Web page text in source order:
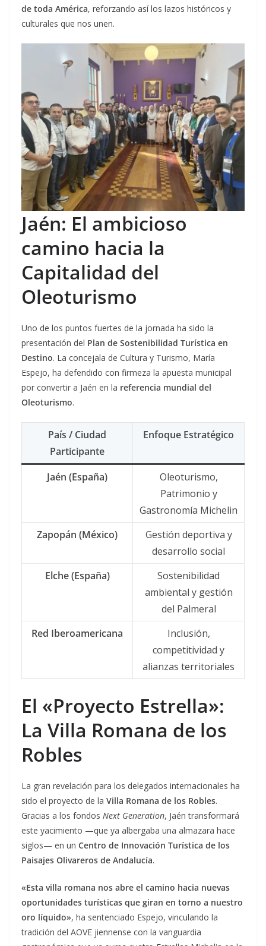
de toda América, reforzando así los lazos históricos y
culturales que nos unen.
Jaén: El ambicioso
camino hacia la
Capitalidad del
Oleoturismo
Uno de los puntos fuertes de la jornada ha sido la
presentación del Plan de Sostenibilidad Turística en
Destino. La concejala de Cultura y Turismo, María
Espejo, ha defendido con firmeza la apuesta municipal
por convertir a Jaén en la referencia mundial del
Oleoturismo.
País / Ciudad
Participante
Enfoque Estratégico
Jaén (España)
Oleoturismo,
Patrimonio y
Gastronomía Michelin
Zapopán (México)
Gestión deportiva y
desarrollo social
Elche (España)
Sostenibilidad
ambiental y gestión
del Palmeral
Red Iberoamericana
Inclusión,
competitividad y
alianzas territoriales
El «Proyecto Estrella»:
La Villa Romana de los
Robles
La gran revelación para los delegados internacionales ha
sido el proyecto de la Villa Romana de los Robles.
Gracias a los fondos Next Generation, Jaén transformará
este yacimiento —que ya albergaba una almazara hace
siglos— en un Centro de Innovación Turística de los
Paisajes Olivareros de Andalucía.
«Esta villa romana nos abre el camino hacia nuevas
oportunidades turísticas que giran en torno a nuestro
oro líquido», ha sentenciado Espejo, vinculando la
tradición del AOVE jiennense con la vanguardia